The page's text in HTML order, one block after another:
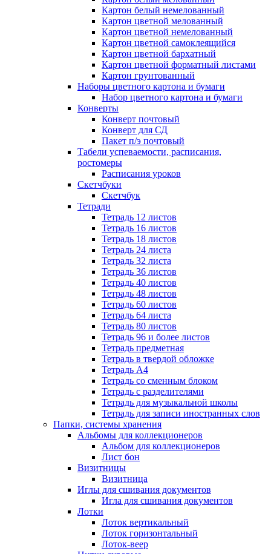
Картон белый немелованный
Картон цветной мелованный
Картон цветной немелованный
Картон цветной самоклеящийся
Картон цветной бархатный
Картон цветной форматный листами
Картон грунтованный
Наборы цветного картона и бумаги
Набор цветного картона и бумаги
Конверты
Конверт почтовый
Конверт для СД
Пакет п/э почтовый
Табели успеваемости, расписания,
ростомеры
Расписания уроков
Скетчбуки
Скетчбук
Тетради
Тетрадь 12 листов
Тетрадь 16 листов
Тетрадь 18 листов
Тетрадь 24 листа
Тетрадь 32 листа
Тетрадь 36 листов
Тетрадь 40 листов
Тетрадь 48 листов
Тетрадь 60 листов
Тетрадь 64 листа
Тетрадь 80 листов
Тетрадь 96 и более листов
Тетрадь предметная
Тетрадь в твердой обложке
Тетрадь А4
Тетрадь со сменным блоком
Тетрадь с разделителями
Тетрадь для музыкальной школы
Тетрадь для записи иностранных слов
Папки, системы хранения
Альбомы для коллекционеров
Альбом для коллекционеров
Лист бон
Визитницы
Визитница
Иглы для сшивания документов
Игла для сшивания документов
Лотки
Лоток вертикальный
Лоток горизонтальный
Лоток-веер